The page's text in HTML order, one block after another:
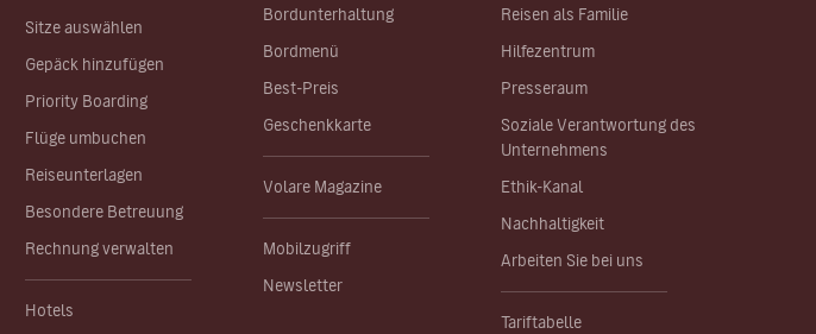
Sitze auswählen
Gepäck hinzufügen
Priority Boarding
Flüge umbuchen
Reiseunterlagen
Besondere Betreuung
Rechnung verwalten
Hotels
Bordunterhaltung
Bordmenü
Best-Preis
Geschenkkarte
Volare Magazine
Mobilzugriff
Newsletter
Reisen als Familie
Hilfezentrum
Presseraum
Soziale Verantwortung des
Unternehmens
Ethik-Kanal
Nachhaltigkeit
Arbeiten Sie bei uns
Tariftabelle